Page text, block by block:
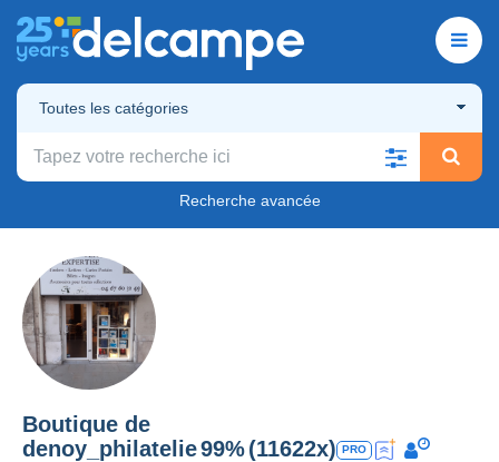
Toutes les catégories
Recherche avancée
Boutique de
denoy_philatelie99%(11622x) PRO